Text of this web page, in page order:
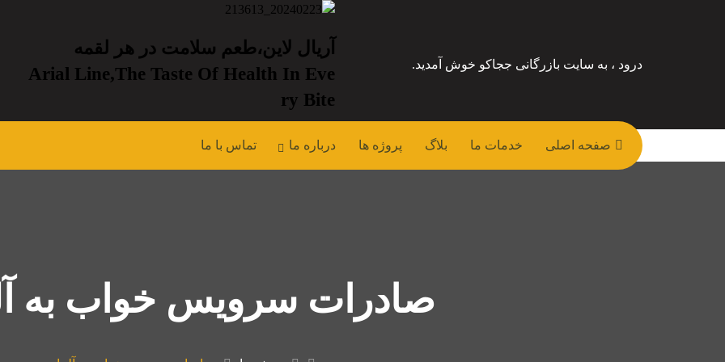
درود ، به سایت بازرگانی ججاکو خوش آمدید.
آریال لاین،طعم سلامت در هر لقمه
Arial Line,the Taste Of Health In Eve
Ry Bite
صفحه اصلی خدمات ما بلاگ پروژه ها درباره ما تماس با ما
صادرات سرویس خواب به